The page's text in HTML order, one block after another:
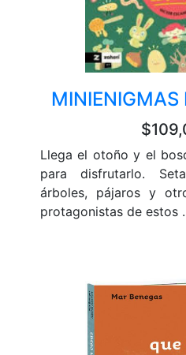
MINIENIGMAS
Llega el otoño y el
para disfrutarlo.
árboles, pájaros y
protagonistas de estos